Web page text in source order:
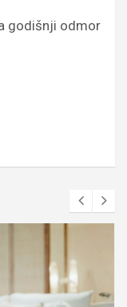
godišnji odmor